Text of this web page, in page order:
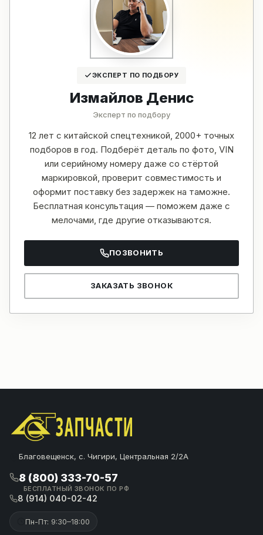
ЭКСПЕРТ ПО ПОДБОРУ
Измайлов Денис
Эксперт по подбору
12 лет с китайской спецтехникой, 2000+ точных
подборов в год. Подберёт деталь по фото, VIN
или серийному номеру даже со стёртой
маркировкой, проверит совместимость и
оформит поставку без задержек на таможне.
Бесплатная консультация — поможем даже с
мелочами, где другие отказываются.
ПОЗВОНИТЬ
ЗАКАЗАТЬ ЗВОНОК
Благовещенск, с. Чигири, Центральная 2/2А
8 (800) 333-70-57
БЕСПЛАТНЫЙ ЗВОНОК ПО РФ
8 (914) 040-02-42
Пн-Пт: 9:30–18:00